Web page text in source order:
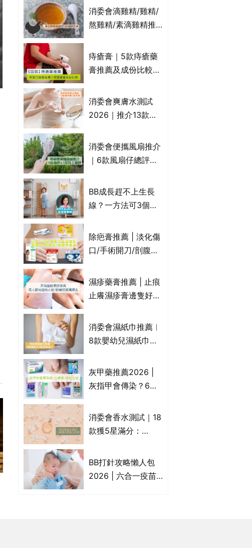
VS不良黑店5大手法
對比｜SLIMTONE減
消委會滴雞精/雞精/
熬雞精/素滴雞精推
款含致癌物 9款總評
達5星滿分名單 屈臣
痔瘡膏｜5款痔瘡藥
膏推薦及成份比較
有效紓緩痔瘡疼痛痕
癢｜附痔瘡成因及病
消委會爽膚水測試
2026｜推介13款總
Cetaphil、The
Ordinary、
消委會便攜風扇推介
｜6款風扇仔總評達
品 MUJI、
Francfranc、
BB成長趕不上生長
線？一方法可3個月
懂得把握1歲起「長
高黃金期」
除疤膏推薦 | 淡化傷
口/手術開刀/剖腹生
藥膏/除疤筆/除疤貼
比較（消委會教揀選
濕疹藥膏推薦 | 止痕
止癢濕疹膏邊隻好？
膏/濕疹膏 嬰兒BB濕
疹皮膚適用！紓緩防
一覽)
消委會濕紙巾推薦︱
8款嬰幼兒濕紙巾獲
屈臣氏watsons、強
生Johnson's等｜測
灰甲藥推薦2026 |
灰指甲會傳染？6款
膏/抗甲癬油劑的功
效/價格比較：羅霉
消委會香水測試｜18
款獲5星滿分：
ARMANI、Marks &
Spencer、CHANEL
BB打針攻略懶人包
2026 | 六合一疫苗